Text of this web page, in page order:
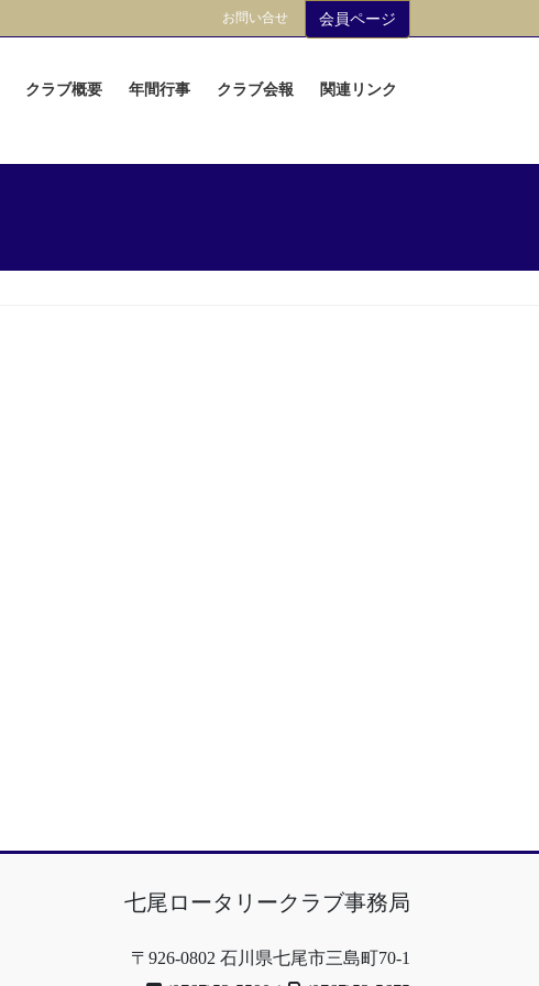
お問い合せ 会員ページ
クラブ概要 年間行事 クラブ会報 関連リンク
七尾ロータリークラブ事務局
〒926-0802 石川県七尾市三島町70-1